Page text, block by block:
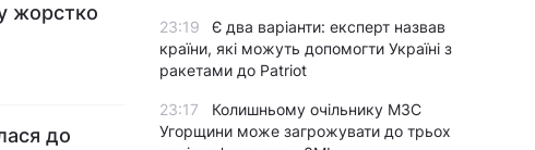
жорстко
до
23:19
Є два варіанти: експерт назвав
країни, які можуть допомогти Україні з
ракетами до Patriot
23:17
Колишньому очільнику МЗС
Угорщини може загрожувати до трьох